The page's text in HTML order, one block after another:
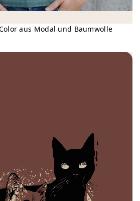
aus Modal und Baumwolle